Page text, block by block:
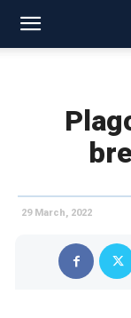
29 March, 2022